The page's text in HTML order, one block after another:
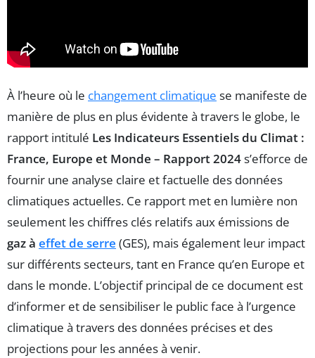
À l’heure où le changement climatique se manifeste de
manière de plus en plus évidente à travers le globe, le
rapport intitulé Les Indicateurs Essentiels du Climat :
France, Europe et Monde – Rapport 2024s’efforce de
fournir une analyse claire et factuelle des données
climatiques actuelles. Ce rapport met en lumière non
seulement les chiffres clés relatifs aux émissions de
gaz à effet de serre (GES), mais également leur impact
sur différents secteurs, tant en France qu’en Europe et
dans le monde. L’objectif principal de ce document est
d’informer et de sensibiliser le public face à l’urgence
climatique à travers des données précises et des
projections pour les années à venir.